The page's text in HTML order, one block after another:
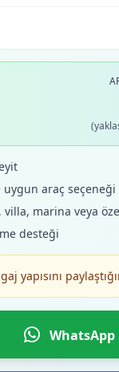
uygun araç seçeneği
villa, marina veya
desteği
yapısını
WhatsApp